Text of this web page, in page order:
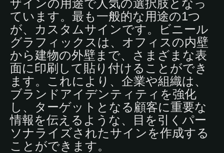
ザインの用途で人気の選択肢となっ
ています。最も一般的な用途の1つ
が、カスタムサインです。ビニール
グラフィックスは、オフィスの内壁
から建物の外壁まで、さまざまな表
面に印刷して貼り付けることができ
ます。これにより、企業や組織は、
ブランドアイデンティティを強化
し、ターゲットとなる顧客に重要な
情報を伝えるような、目を引くパー
ソナライズされたサインを作成する
ことができます。